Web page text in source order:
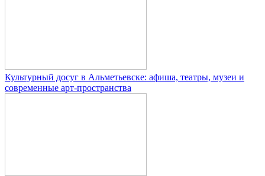
Культурный досуг в Альметьевске: афиша, театры, музеи и
современные арт-пространства